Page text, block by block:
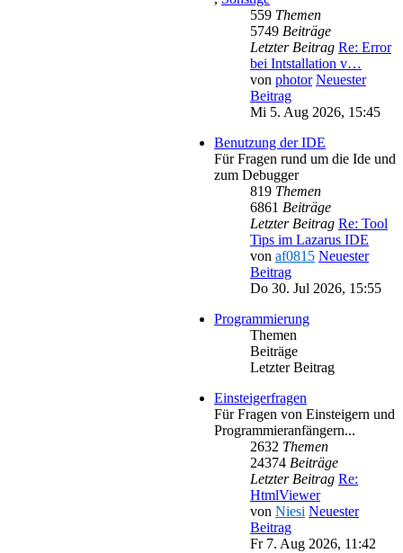
559 Themen
5749 Beiträge
Letzter Beitrag Re: Error
bei Intstallation v…
von photor Neuester
Beitrag
Mi 5. Aug 2026, 15:45
Benutzung der IDE
Für Fragen rund um die Ide und
zum Debugger
819 Themen
6861 Beiträge
Letzter Beitrag Re: Tool
Tips im Lazarus IDE
von af0815 Neuester
Beitrag
Do 30. Jul 2026, 15:55
Programmierung
Themen
Beiträge
Letzter Beitrag
Einsteigerfragen
Für Fragen von Einsteigern und
Programmieranfängern...
2632 Themen
24374 Beiträge
Letzter Beitrag Re:
HtmlViewer
von Niesi Neuester
Beitrag
Fr 7. Aug 2026, 11:42